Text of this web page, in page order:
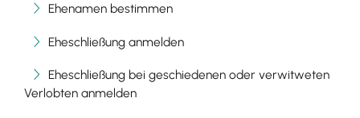
Ehenamen bestimmen
Eheschließung anmelden
Eheschließung bei geschiedenen oder verwitweten
Verlobten anmelden